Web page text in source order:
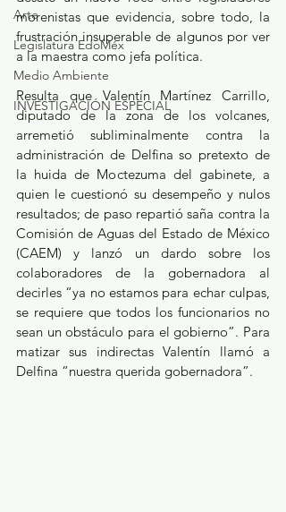
Arte
Legislatura EdoMéx
Medio Ambiente
INVESTIGACIÓN ESPECIAL
morenistas que evidencia, sobre todo, la
frustración insuperable de algunos por ver
a la maestra como jefa política.
Resulta que Valentín Martínez Carrillo,
diputado de la zona de los volcanes,
arremetió subliminalmente contra la
administración de Delfina so pretexto de
la huida de Moctezuma del gabinete, a
quien le cuestionó su desempeño y nulos
resultados; de paso repartió saña contra la
Comisión de Aguas del Estado de México
(CAEM) y lanzó un dardo sobre los
colaboradores de la gobernadora al
decirles “ya no estamos para echar culpas,
se requiere que todos los funcionarios no
sean un obstáculo para el gobierno”. Para
matizar sus indirectas Valentín llamó a
Delfina “nuestra querida gobernadora”.